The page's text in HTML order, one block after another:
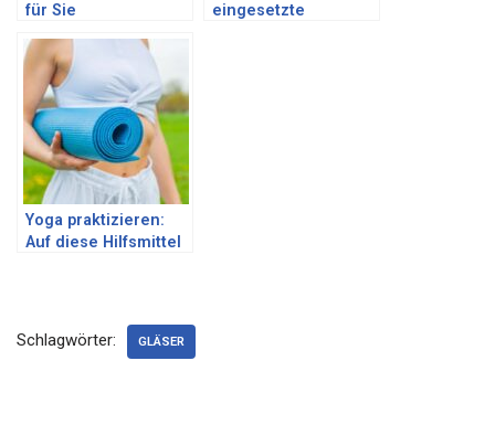
für Sie
eingesetzte
Yoga praktizieren:
Auf diese Hilfsmittel
Schlagwörter: GLÄSER